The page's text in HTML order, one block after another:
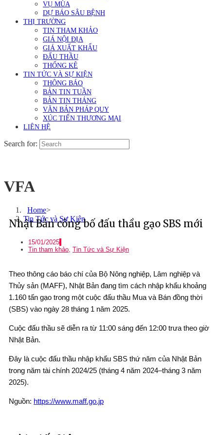
VỤ MÙA
DỰ BÁO SÂU BỆNH
THỊ TRƯỜNG
TIN THAM KHẢO
GIÁ NỘI ĐỊA
GIÁ XUẤT KHẨU
ĐẤU THẦU
THỐNG KÊ
TIN TỨC VÀ SỰ KIỆN
THÔNG BÁO
BẢN TIN TUẦN
BẢN TIN THÁNG
VĂN BẢN PHÁP QUY
XÚC TIẾN THƯƠNG MẠI
LIÊN HỆ
Search for:
VFA
Home>
Tin Tức và Sự Kiện
Nhật Bản công bố đấu thầu gạo SBS mới
15/01/2025
Tin tham khảo, Tin Tức và Sự Kiện
Theo thông cáo báo chí của Bộ Nông nghiệp, Lâm nghiệp và
Thủy sản (MAFF), Nhật Bản đang tìm cách nhập khẩu khoảng
1.160 tấn gạo trong một cuộc đấu thầu Mua và Bán đồng thời
(SBS) vào ngày 28 tháng 1 năm 2025.
Cuộc đấu thầu sẽ diễn ra từ 11:00 sáng đến 12:00 trưa theo giờ
Nhật Bản.
Đây là cuộc đấu thầu nhập khẩu SBS thứ năm của Nhật Bản
trong năm tài chính 2024/25 (tháng 4 năm 2024–tháng 3 năm
2025).
Nguồn: https://www.maff.go.jp